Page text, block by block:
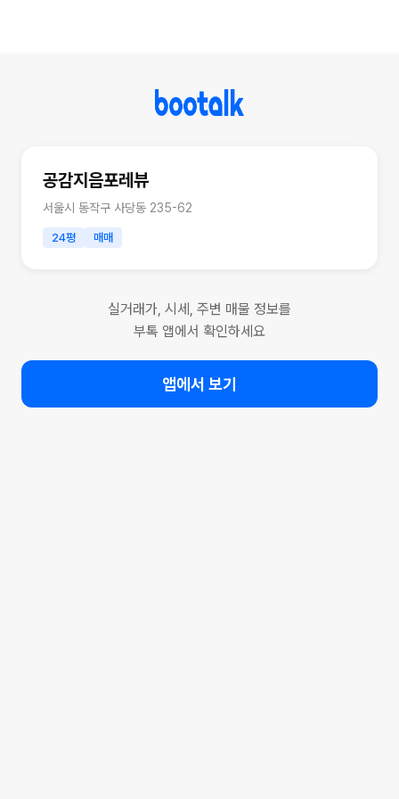
공감지음포레뷰
서울시 동작구 사당동 235-62
24평 매매
실거래가, 시세, 주변 매물 정보를
부톡 앱에서 확인하세요
앱에서 보기